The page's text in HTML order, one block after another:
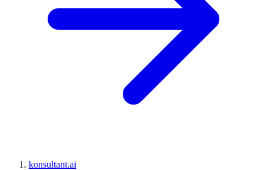
konsultant.ai